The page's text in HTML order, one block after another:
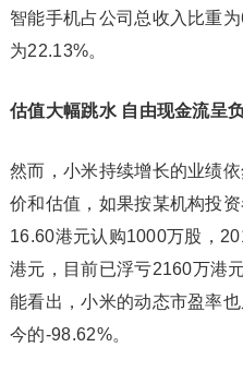
智能手机占公司总收入比重
为22.13%。
估值大幅跳水 自由现金流呈负
然而，小米持续增长的业绩
价和估值，如果按某机构投
16.60港元认购1000万股，
港元，目前已浮亏2160万港
能看出，小米的动态市盈率
今的-98.62%。